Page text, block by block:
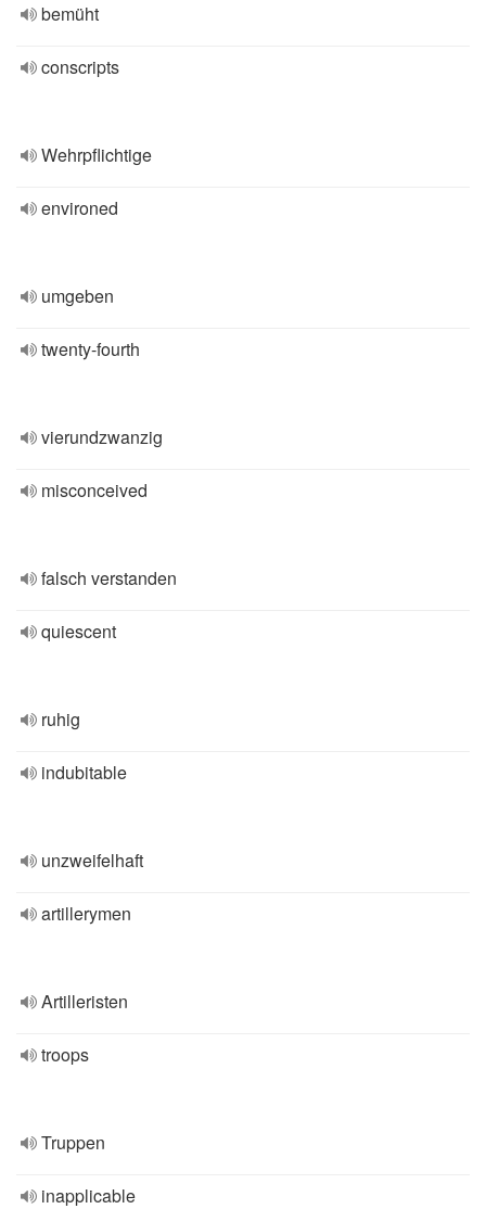
bemüht
conscripts
Wehrpflichtige
environed
umgeben
twenty-fourth
vierundzwanzig
misconceived
falsch verstanden
quiescent
ruhig
indubitable
unzweifelhaft
artillerymen
Artilleristen
troops
Truppen
inapplicable